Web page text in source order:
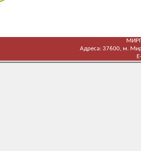
Адреса: 37600, м.